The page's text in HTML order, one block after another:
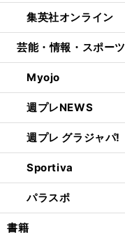
集英社オンライン
芸能・情報・スポーツ
Myojo
週プレNEWS
週プレ グラジャパ!
Sportiva
パラスポ
書籍